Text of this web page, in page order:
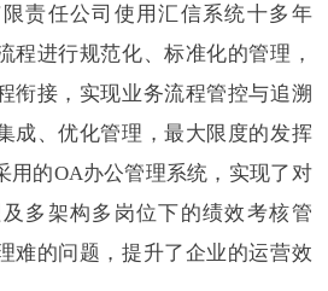
责任公司使用汇信系统十多年
程进行规范化、标准化的管理，
衔接，实现业务流程管控与追溯
成、优化管理，最大限度的发挥
用的OA办公管理系统，实现了对
多架构多岗位下的绩效考核管
难的问题，提升了企业的运营效